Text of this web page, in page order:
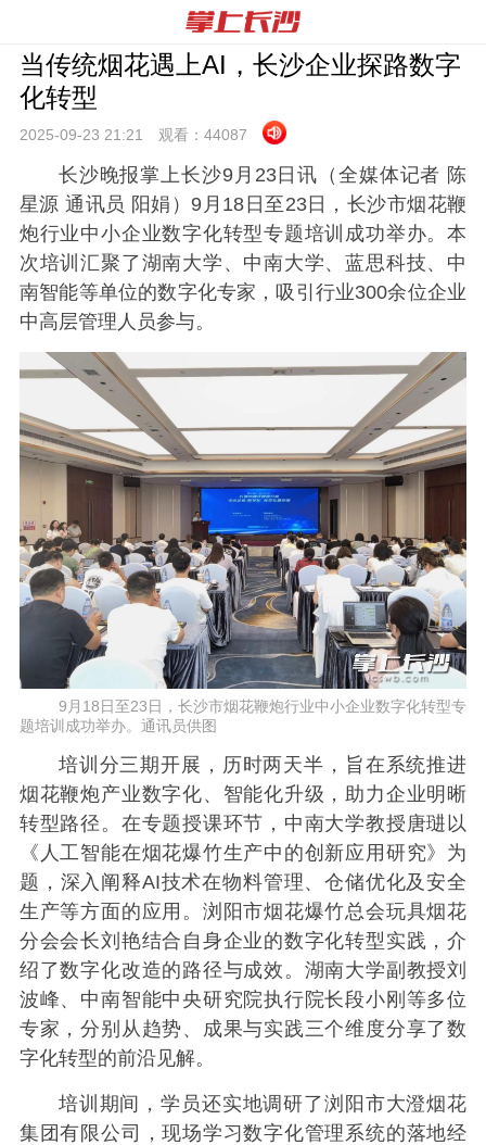
当传统烟花遇上AI，长沙企业探路数字
化转型
2025-09-23 21:21 观看： 44087
长沙晚报掌上长沙9月23日讯（全媒体记者 陈
星源 通讯员 阳娟）9月18日至23日，长沙市烟花鞭
炮行业中小企业数字化转型专题培训成功举办。本
次培训汇聚了湖南大学、中南大学、蓝思科技、中
南智能等单位的数字化专家，吸引行业300余位企业
中高层管理人员参与。
9月18日至23日，长沙市烟花鞭炮行业中小企业数字化转型专
题培训成功举办。通讯员供图
培训分三期开展，历时两天半，旨在系统推进
烟花鞭炮产业数字化、智能化升级，助力企业明晰
转型路径。在专题授课环节，中南大学教授唐琎以
《人工智能在烟花爆竹生产中的创新应用研究》为
题，深入阐释AI技术在物料管理、仓储优化及安全
生产等方面的应用。浏阳市烟花爆竹总会玩具烟花
分会会长刘艳结合自身企业的数字化转型实践，介
绍了数字化改造的路径与成效。湖南大学副教授刘
波峰、中南智能中央研究院执行院长段小刚等多位
专家，分别从趋势、成果与实践三个维度分享了数
字化转型的前沿见解。
培训期间，学员还实地调研了浏阳市大澄烟花
集团有限公司，现场学习数字化管理系统的落地经